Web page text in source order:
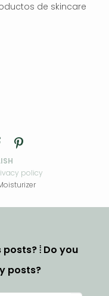
de skincare
policy
⦙ Do you
posts?